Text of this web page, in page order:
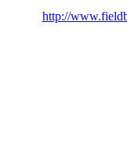
http://